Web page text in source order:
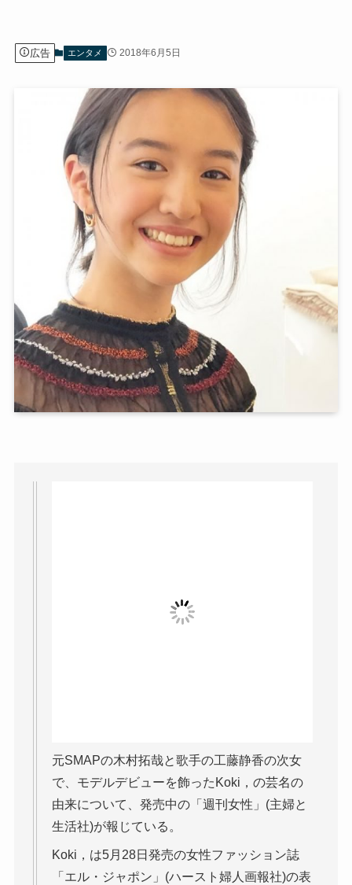
広告 エンタメ 2018年6月5日
元SMAPの木村拓哉と歌手の工藤静香の次女
で、モデルデビューを飾ったKoki，の芸名の
由来について、発売中の「週刊女性」(主婦と
生活社)が報じている。
Koki，は5月28日発売の女性ファッション誌
「エル・ジャポン」(ハースト婦人画報社)の表